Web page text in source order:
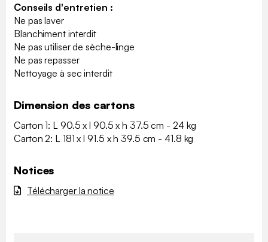
Conseils d'entretien :
Ne pas laver
Blanchiment interdit
Ne pas utiliser de sèche-linge
Ne pas repasser
Nettoyage à sec interdit
Dimension des cartons
Carton 1: L 90.5 x l 90.5 x h 37.5 cm - 24 kg
Carton 2: L 181 x l 91.5 x h 39.5 cm - 41.8 kg
Notices
Télécharger la notice